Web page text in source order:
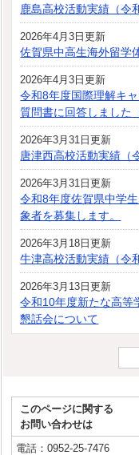
鹿島高校活動実績（令
2026年4月3日更新
佐賀県中高生海外留学
2026年4月3日更新
令和8年度国際理解キ
質問書に回答しました
2026年3月31日更新
唐津西高校活動実績（
2026年3月31日更新
令和8年度佐賀県中学
象者を募集します。
2026年3月18日更新
牛津高校活動実績（令
2026年3月13日更新
令和10年度新たな高等
懇話会について
このページに関する
お問い合わせは
電話：0952-25-7476